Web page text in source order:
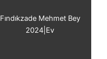
Fındıkzade Mehmet Bey
2024 Ev